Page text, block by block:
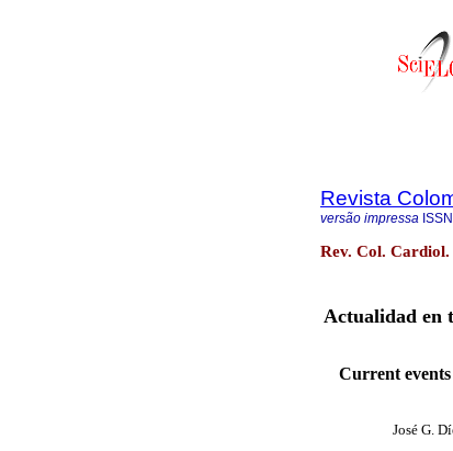
Revista
versão impressa ISSN
Rev. Col.
Actualidad en
Current
José G.